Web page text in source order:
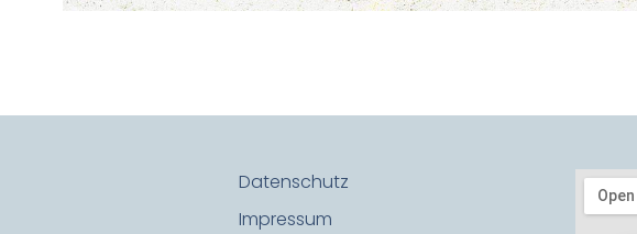
Datenschutz
Impressum